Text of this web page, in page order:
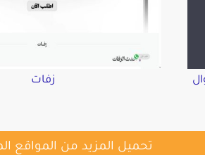
زفات
تحميل المزيد من المواقع